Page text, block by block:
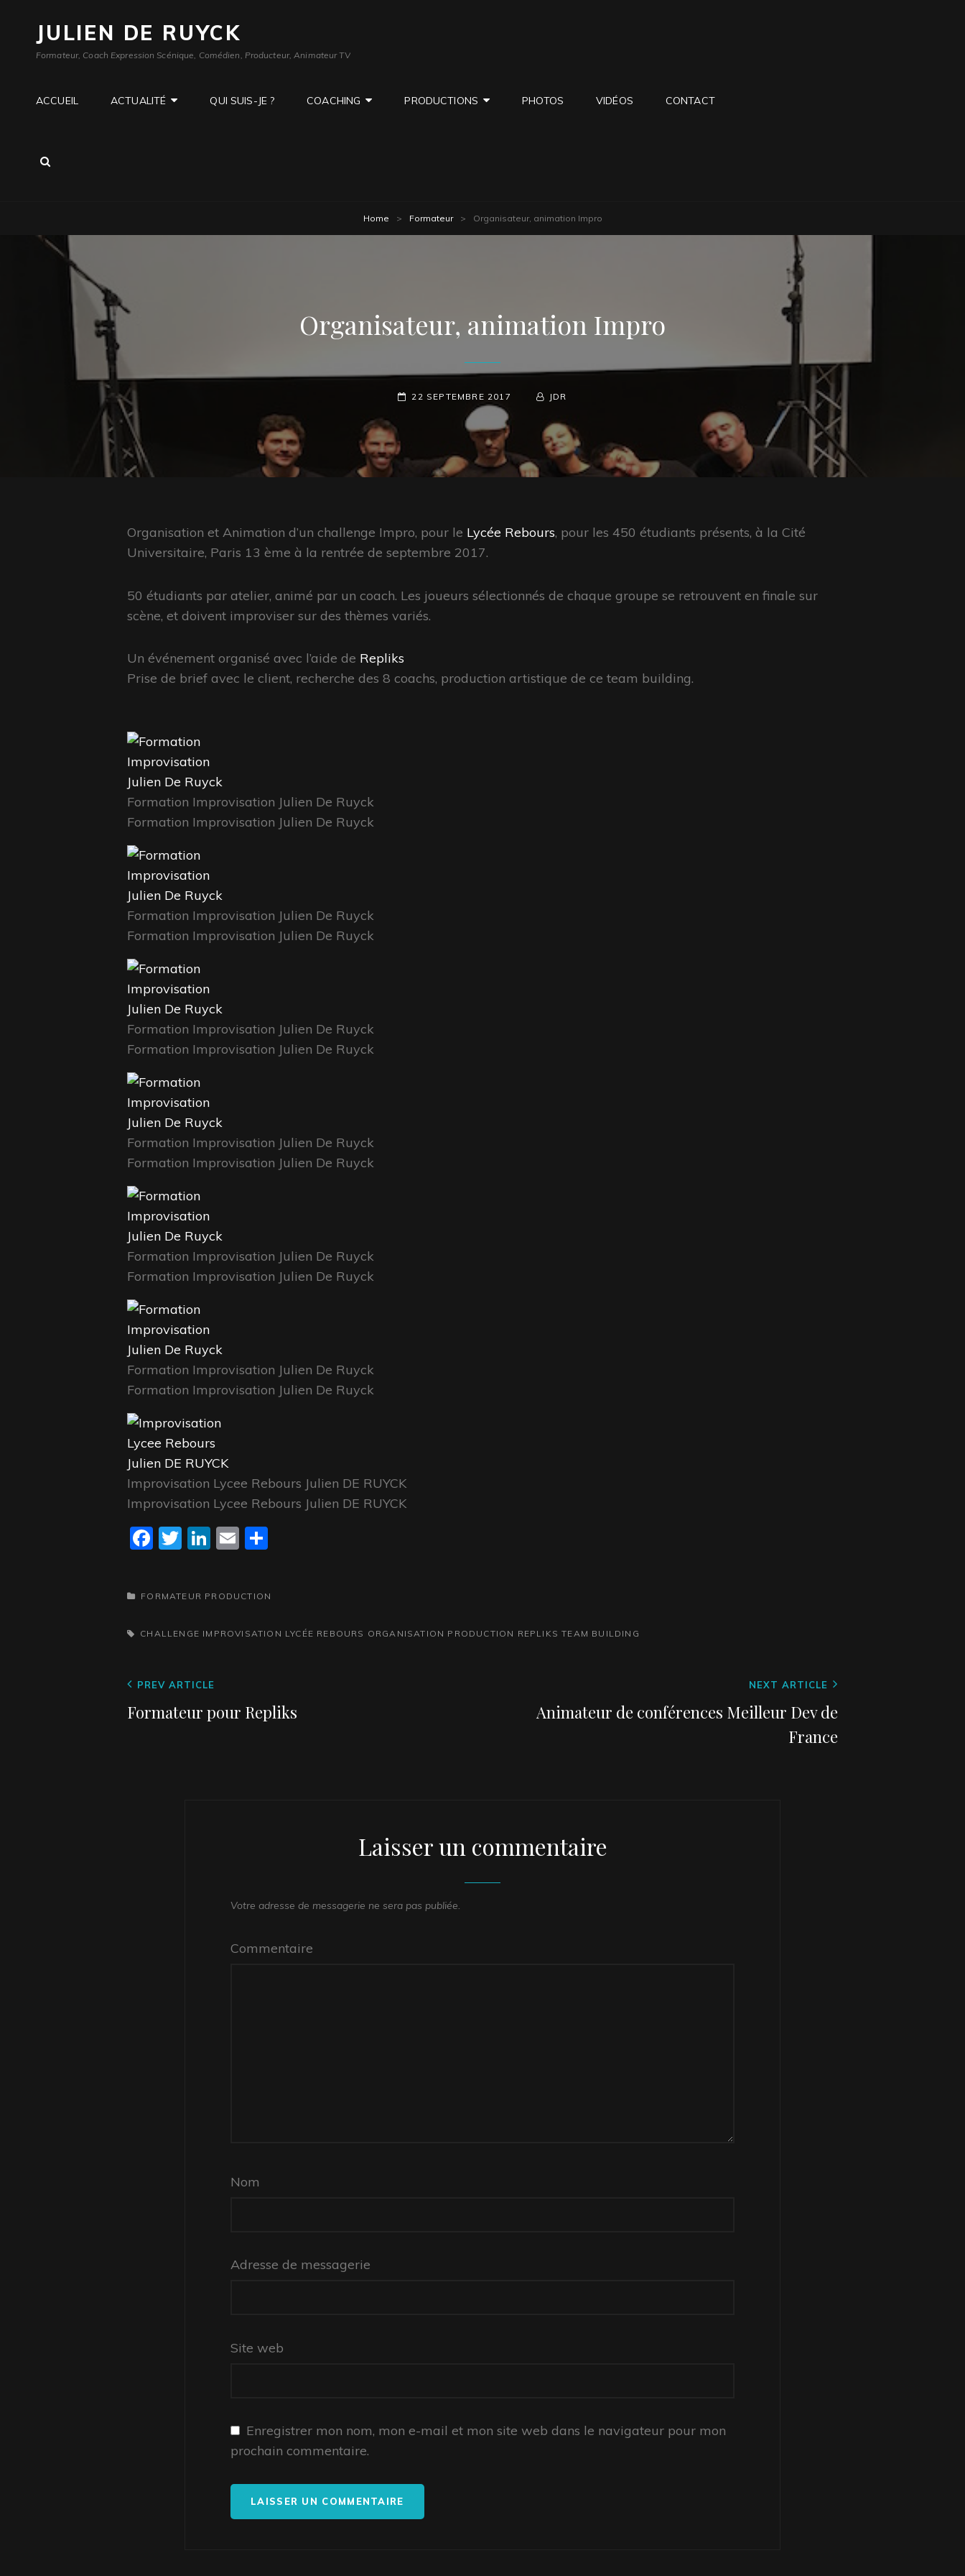
JULIEN DE RUYCK
Formateur, Coach Expression Scénique, Comédien, Producteur, Animateur TV
ACCUEIL ACTUALITÉ QUI SUIS-JE ? COACHING PRODUCTIONS PHOTOS VIDÉOS CONTACT
Home > Formateur > Organisateur, animation Impro
Organisateur, animation Impro
POSTED-
22 SEPTEMBRE 2017
BY
BYLINE
JDR
Organisation et Animation d’un challenge Impro, pour le Lycée Rebours, pour les 450 étudiants présents, à la Cité
Universitaire, Paris 13 ème à la rentrée de septembre 2017.
50 étudiants par atelier, animé par un coach. Les joueurs sélectionnés de chaque groupe se retrouvent en finale sur
scène, et doivent improviser sur des thèmes variés.
Un événement organisé avec l’aide de Repliks
Prise de brief avec le client, recherche des 8 coachs, production artistique de ce team building.
Formation Improvisation Julien De Ruyck
Formation Improvisation Julien De Ruyck
Formation Improvisation Julien De Ruyck
Formation Improvisation Julien De Ruyck
Formation Improvisation Julien De Ruyck
Formation Improvisation Julien De Ruyck
Formation Improvisation Julien De Ruyck
Formation Improvisation Julien De Ruyck
Formation Improvisation Julien De Ruyck
Formation Improvisation Julien De Ruyck
Formation Improvisation Julien De Ruyck
Formation Improvisation Julien De Ruyck
Improvisation Lycee Rebours Julien DE RUYCK
Improvisation Lycee Rebours Julien DE RUYCK
F
e
b
o
T
er
Li
e
dI
E
l
a
g
CATEGORIES
FORMATEUR PRODUCTION
TAGS,CHALLENGE IMPROVISATION LYCÉE REBOURS ORGANISATION PRODUCTION REPLIKS TEAM BUILDING
Navigation
de
Previous
Post
PREV ARTICLE
Formateur pour Repliks
NEXT ARTICLE
Animateur de conférences Meilleur Dev de
France
Laisser un commentaire
Votre adresse de messagerie ne sera pas publiée.
Commentaire
Nom
Adresse de messagerie
Site web
Enregistrer mon nom, mon e-mail et mon site web dans le navigateur pour mon
prochain commentaire.